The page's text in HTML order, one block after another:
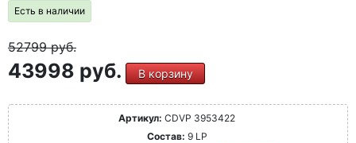
Есть в наличии
52799руб.
43998 руб. В корзину
Артикул: CDVP 3953422
Состав: 9 LP